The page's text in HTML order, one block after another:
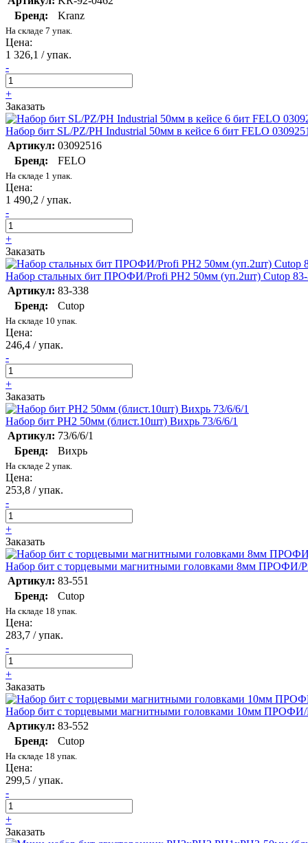
Бренд:
Kranz
На складе 7 упак.
Цена:
1 326,1 / упак.
-
+
Заказать
Набор бит SL/PZ/PH Industrial 50мм в кейсе 6 бит FELO
Артикул: 03092516
Бренд:
FELO
На складе 1 упак.
Цена:
1 490,2 / упак.
-
+
Заказать
Набор стальных бит ПРОФИ/Profi PH2 50мм (уп.2шт) Cutop
Артикул: 83-338
Бренд:
Cutop
На складе 10 упак.
Цена:
246,4 / упак.
-
+
Заказать
Набор бит PH2 50мм (блист.10шт) Вихрь 73/6/6/1
Артикул: 73/6/6/1
Бренд:
Вихрь
На складе 2 упак.
Цена:
253,8 / упак.
-
+
Заказать
Набор бит с торцевыми магнитными головками 8мм ПРОФИ/
Артикул: 83-551
Бренд:
Cutop
На складе 18 упак.
Цена:
283,7 / упак.
-
+
Заказать
Набор бит с торцевыми магнитными головками 10мм ПРОФИ/
Артикул: 83-552
Бренд:
Cutop
На складе 18 упак.
Цена:
299,5 / упак.
-
+
Заказать